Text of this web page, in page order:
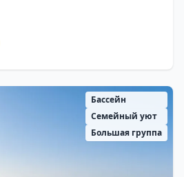
Бассейн
Семейный уют
Большая группа